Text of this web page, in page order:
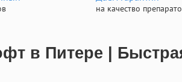
на качество
в Питере |